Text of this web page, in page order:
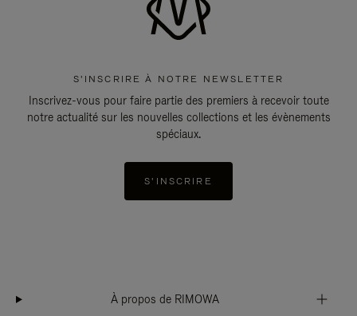
S'INSCRIRE À NOTRE NEWSLETTER
Inscrivez-vous pour faire partie des premiers à recevoir toute
notre actualité sur les nouvelles collections et les évènements
spéciaux.
S'INSCRIRE
À propos de RIMOWA